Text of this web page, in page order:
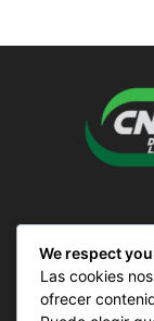
ComunicAr
por el director y
We respect
Las cookies
ofrecer